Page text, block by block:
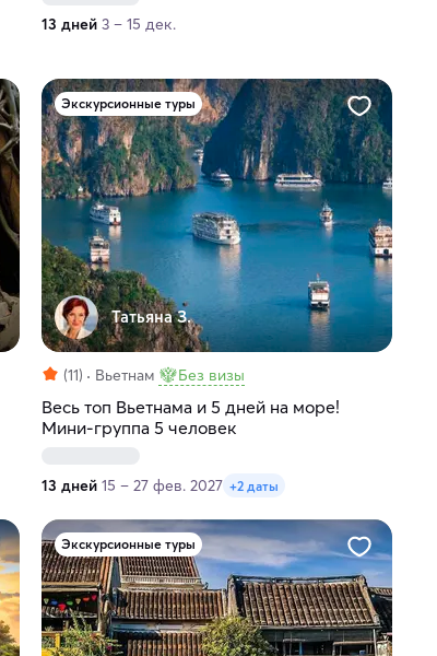
13 дней 3 – 15 дек.
Экскурсионные туры
Татьяна З.
(11) Вьетнам Без визы
Весь топ Вьетнама и 5 дней на море!
Мини-группа 5 человек
13 дней 15 – 27 фев. 2027 +2 даты
Экскурсионные туры